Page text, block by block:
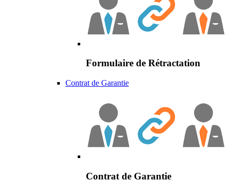
Formulaire de Rétractation
Contrat de Garantie
Contrat de Garantie